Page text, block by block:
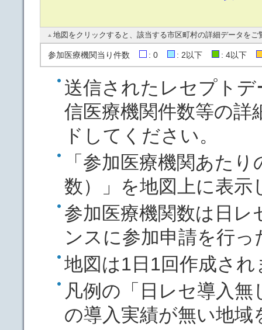
地図をクリックすると、該当する市区町村の詳細データをご
参加医療機関当り件数 : 0 : 2以下 : 4以下
送信されたレセプト
信医療機関件数等の詳
ドしてください。
「参加医療機関あた
数）」を地図上に表示
参加医療機関数は日
ンスに参加申請を行
地図は1日1回作成され
凡例の「日レセ導入
の導入実績が無い地域